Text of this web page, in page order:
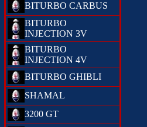
BITURBO CARBUS
BITURBO
INJECTION 3V
BITURBO
INJECTION 4V
BITURBO GHIBLI
SHAMAL
3200 GT